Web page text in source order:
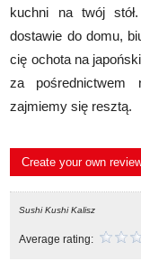
kuchni na twój
dostawie do domu,
cię ochota na
za
zajmiemy się resztą.
Create your own
Sushi Kushi Kalisz
Average rating: